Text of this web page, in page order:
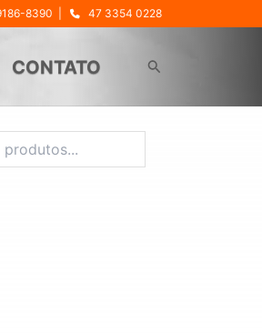
8390 47 3354 0228
CONTATO Pesquisar